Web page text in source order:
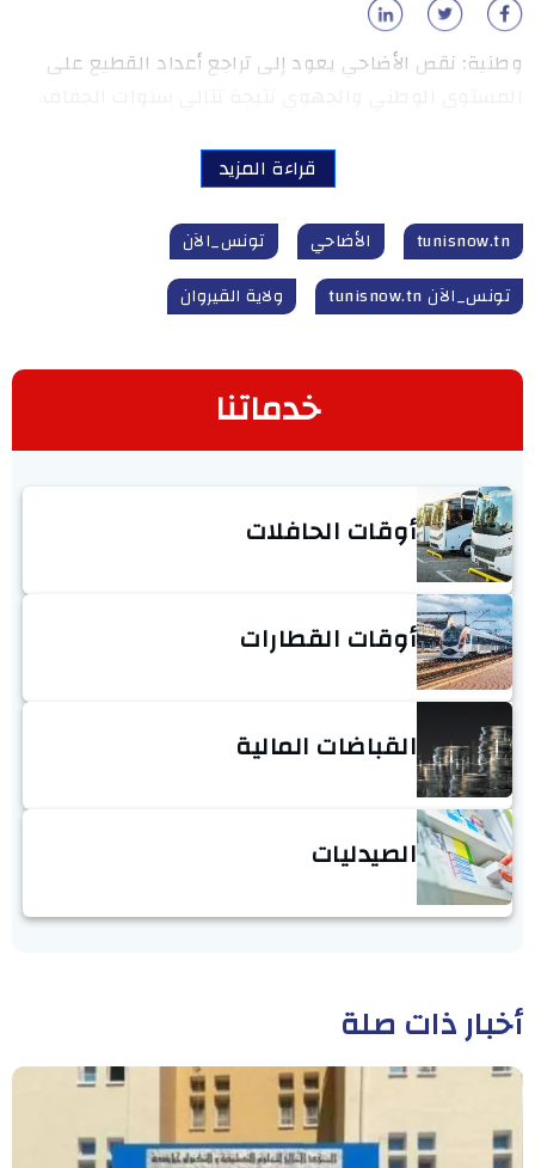
وطنية: نقص الأضاحي يعود إلى تراجع أعداد القطيع على
قراءة المزيد
tunisnow.tn الأضاحي
تونس_الآن
تونس_الآن tunisnow.tn
ولاية القيروان
خدماتنا
أوقات الحافلات
أوقات القطارات
القباضات المالية
الصيدليات
أخبار ذات صلة